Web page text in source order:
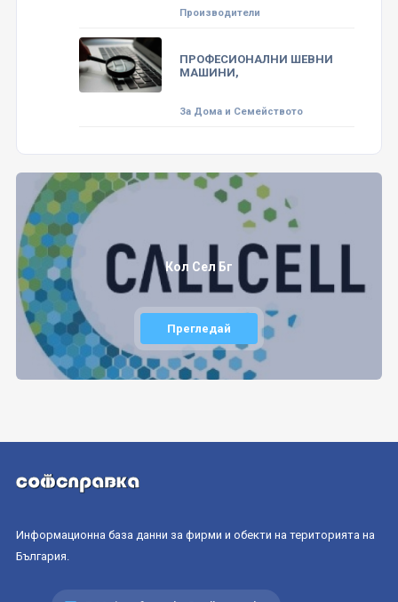
Производители
ПРОФЕСИОНАЛНИ ШЕВНИ
МАШИНИ,
За Дома и Семейството
Кол Сел Бг
Прегледай
Информационна база данни за фирми и обекти на територията на
България.